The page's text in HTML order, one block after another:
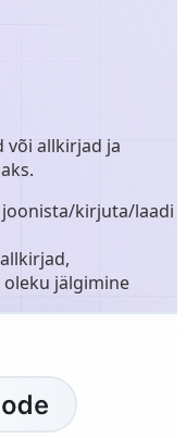
või allkirjad ja
kirjuta/laadi
jälgimine